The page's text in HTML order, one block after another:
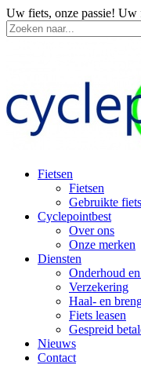
Uw fiets, onze passie! Uw
Fietsen
Fietsen
Gebruikte
Cyclepointbest
Over ons
Onze merken
Diensten
Onderhoud
Verzekering
Haal- en
Fiets leasen
Gespreid
Nieuws
Contact